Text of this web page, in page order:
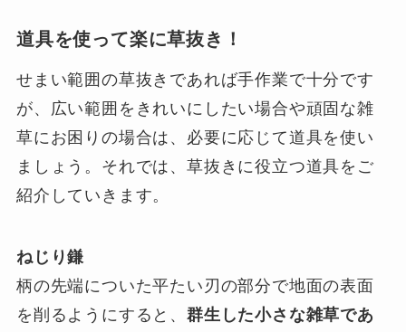
道具を使って楽に草抜き！
せまい範囲の草抜きであれば手作業で十分です
が、広い範囲をきれいにしたい場合や頑固な雑
草にお困りの場合は、必要に応じて道具を使い
ましょう。それでは、草抜きに役立つ道具をご
紹介していきます。
ねじり鎌
柄の先端についた平たい刃の部分で地面の表面
を削るようにすると、 群生した小さな雑草であ